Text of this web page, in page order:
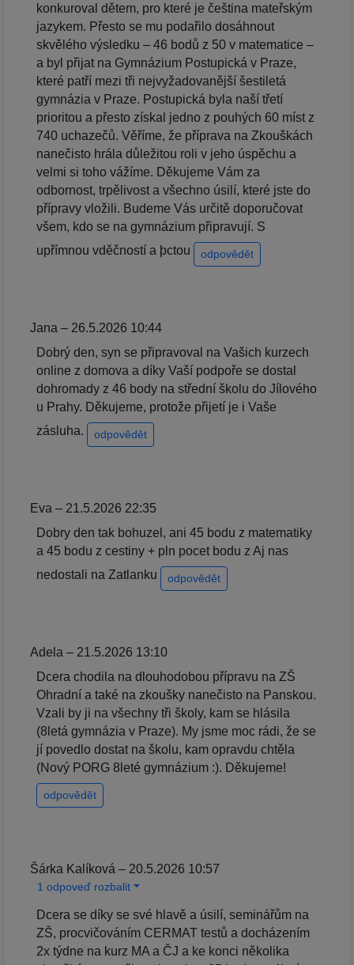
konkuroval dětem, pro které je čeština mateřským
jazykem. Přesto se mu podařilo dosáhnout
skvělého výsledku – 46 bodů z 50 v matematice –
a byl přijat na Gymnázium Postupická v Praze,
které patří mezi tři nejvyžadovanější šestiletá
gymnázia v Praze. Postupická byla naší třetí
prioritou a přesto získal jedno z pouhých 60 míst z
740 uchazečů. Věříme, že příprava na Zkouškách
nanečisto hrála důležitou roli v jeho úspěchu a
velmi si toho vážíme. Děkujeme Vám za
odbornost, trpělivost a všechno úsilí, které jste do
přípravy vložili. Budeme Vás určitě doporučovat
všem, kdo se na gymnázium připravují. S
upřímnou vděčností a þctou
odpovědět
Jana – 26.5.2026 10:44
Dobrý den, syn se připravoval na Vašich kurzech
online z domova a díky Vaší podpoře se dostal
dohromady z 46 body na střední školu do Jílového
u Prahy. Děkujeme, protože přijetí je i Vaše
zásluha.
odpovědět
Eva – 21.5.2026 22:35
Dobry den tak bohuzel, ani 45 bodu z matematiky
a 45 bodu z cestiny + pln pocet bodu z Aj nas
nedostali na Zatlanku
odpovědět
Adela – 21.5.2026 13:10
Dcera chodila na dlouhodobou přípravu na ZŠ
Ohradní a také na zkoušky nanečisto na Panskou.
Vzali by ji na všechny tři školy, kam se hlásila
(8letá gymnázia v Praze). My jsme moc rádi, že se
jí povedlo dostat na školu, kam opravdu chtěla
(Nový PORG 8leté gymnázium :). Děkujeme!
odpovědět
Šárka Kalíková – 20.5.2026 10:57
1 odpoveď rozbalit
Dcera se díky se své hlavě a úsilí, seminářům na
ZŠ, procvičováním CERMAT testů a docházením
2x týdne na kurz MA a ČJ a ke konci několika